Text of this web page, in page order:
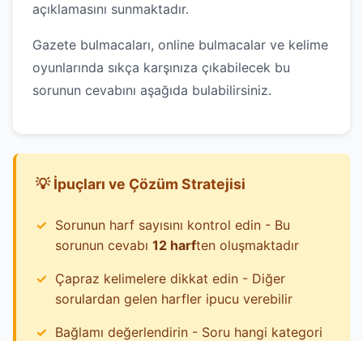
açıklamasını sunmaktadır.
Gazete bulmacaları, online bulmacalar ve kelime
oyunlarında sıkça karşınıza çıkabilecek bu
sorunun cevabını aşağıda bulabilirsiniz.
💡 İpuçları ve Çözüm Stratejisi
Sorunun harf sayısını kontrol edin - Bu
sorunun cevabı 12 harften oluşmaktadır
Çapraz kelimelere dikkat edin - Diğer
sorulardan gelen harfler ipucu verebilir
Bağlamı değerlendirin - Soru hangi kategori